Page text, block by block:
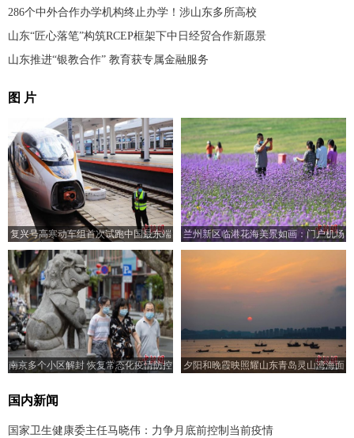
286个中外合作办学机构终止办学！涉山东多所高校
山东“匠心落笔”构筑RCEP框架下中日经贸合作新愿景
山东推进“银教合作” 教育获专属金融服务
图 片
复兴号高寒动车组首次试跑中国最东端
高铁
兰州新区临港花海美景如画：门户机场
置身其中
南京多个小区解封 恢复常态化疫情防控
夕阳和晚霞映照耀山东青岛灵山湾海面
国内新闻
国家卫生健康委主任马晓伟：力争月底前控制当前疫情